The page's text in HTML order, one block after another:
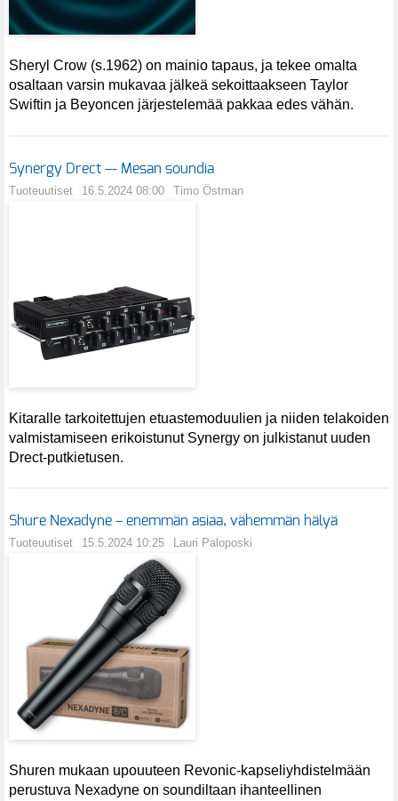
Sheryl Crow (s.1962) on mainio tapaus, ja tekee omalta
osaltaan varsin mukavaa jälkeä sekoittaakseen Taylor
Swiftin ja Beyoncen järjestelemää pakkaa edes vähän.
Synergy Drect –- Mesan soundia
Tuoteuutiset 16.5.2024 08:00 Timo Östman
Kitaralle tarkoitettujen etuastemoduulien ja niiden telakoiden
valmistamiseen erikoistunut Synergy on julkistanut uuden
Drect-putkietusen.
Shure Nexadyne – enemmän asiaa, vähemmän hälyä
Tuoteuutiset 15.5.2024 10:25 Lauri Paloposki
Shuren mukaan upouuteen Revonic-kapseliyhdistelmään
perustuva Nexadyne on soundiltaan ihanteellinen